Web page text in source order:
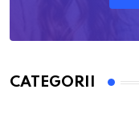
CATEGORII